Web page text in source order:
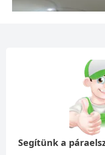
Segítünk a